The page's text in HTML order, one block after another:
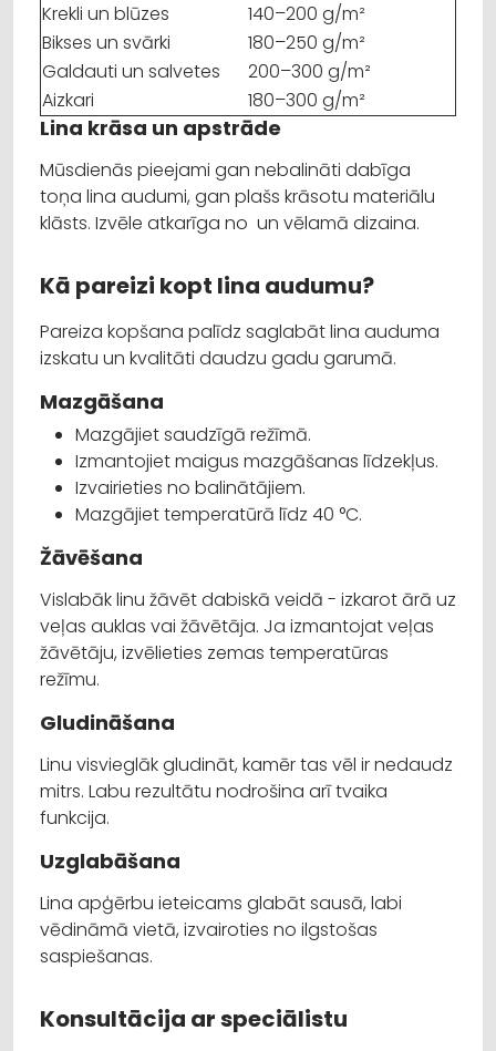
Krekli un blūzes
140–200 g/m²
Bikses un svārki
180–250 g/m²
Galdauti un salvetes
200–300 g/m²
Aizkari
180–300 g/m²
Lina krāsa un apstrāde
Mūsdienās pieejami gan nebalināti dabīga
toņa lina audumi, gan plašs krāsotu materiālu
klāsts. Izvēle atkarīga no un vēlamā dizaina.
Kā pareizi kopt lina audumu?
Pareiza kopšana palīdz saglabāt lina auduma
izskatu un kvalitāti daudzu gadu garumā.
Mazgāšana
Mazgājiet saudzīgā režīmā.
Izmantojiet maigus mazgāšanas līdzekļus.
Izvairieties no balinātājiem.
Mazgājiet temperatūrā līdz 40 °C.
Žāvēšana
Vislabāk linu žāvēt dabiskā veidā - izkarot ārā uz
veļas auklas vai žāvētāja. Ja izmantojat veļas
žāvētāju, izvēlieties zemas temperatūras
režīmu.
Gludināšana
Linu visvieglāk gludināt, kamēr tas vēl ir nedaudz
mitrs. Labu rezultātu nodrošina arī tvaika
funkcija.
Uzglabāšana
Lina apģērbu ieteicams glabāt sausā, labi
vēdināmā vietā, izvairoties no ilgstošas
saspiešanas.
Konsultācija ar speciālistu